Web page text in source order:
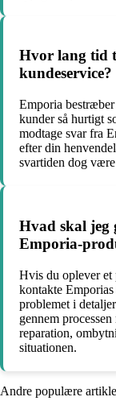
Hvor lang tid
kundeservice?
Emporia bestræber
kunder så hurtigt
modtage svar fra
efter din
svartiden dog
Hvad skal jeg
Emporia-
Hvis du oplever et
kontakte
problemet i
gennem
reparation,
situationen.
Andre populære